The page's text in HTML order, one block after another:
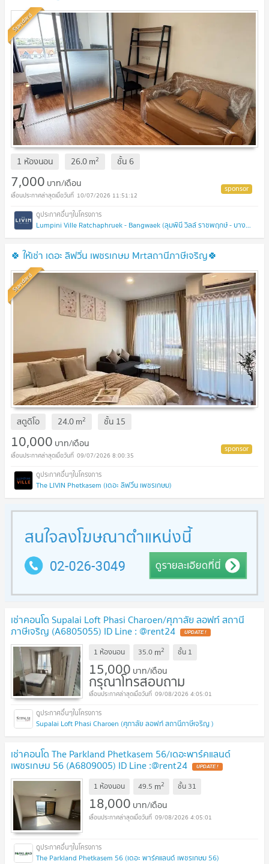
Standard
1 ห้องนอน 26.0m2 ชั้น 6
7,000 บาท/เดือน
10/07/2026 11:51:12
Lumpini Ville Ratchaphruek - Bangwaek (ลุมพินี วิลล์ ราชพฤกษ์ - บางแวก)
🍀 ให้เช่า เดอะ ลิฟวิ่น เพชรเกษม Mrtสถานีภาษีเจริญ🍀
Standard
สตูดิโอ 24.0m2 ชั้น 15
10,000 บาท/เดือน
09/07/2026 8:00:35
The LIVIN Phetkasem (เดอะ ลิฟวิ่น เพชรเกษม)
เช่าคอนโด Supalai Loft Phasi Charoen/ศุภาลัย ลอฟท์ สถานี
ภาษีเจริญ (A6805055) ID Line : @rent24
1 ห้องนอน 35.0 m2 ชั้น 1
15,000 บาท/เดือน
กรุณาโทรสอบถาม
09/08/2026 4:05:01
Supalai Loft Phasi Charoen (ศุภาลัย ลอฟท์ สถานีภาษีเจริญ )
เช่าคอนโด The Parkland Phetkasem 56/เดอะพาร์คแลนด์
เพชรเกษม 56 (A6809005) ID Line :@rent24
1 ห้องนอน 49.5 m2 ชั้น 31
18,000 บาท/เดือน
09/08/2026 4:05:01
The Parkland Phetkasem 56 (เดอะ พาร์คแลนด์ เพชรเกษม 56)